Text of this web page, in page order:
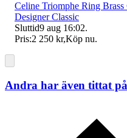
Celine Triomphe Ring
Designer Classic
Sluttid9 aug 16:02.
Pris:2 250 kr,Köp nu.
Andra har även tittat på